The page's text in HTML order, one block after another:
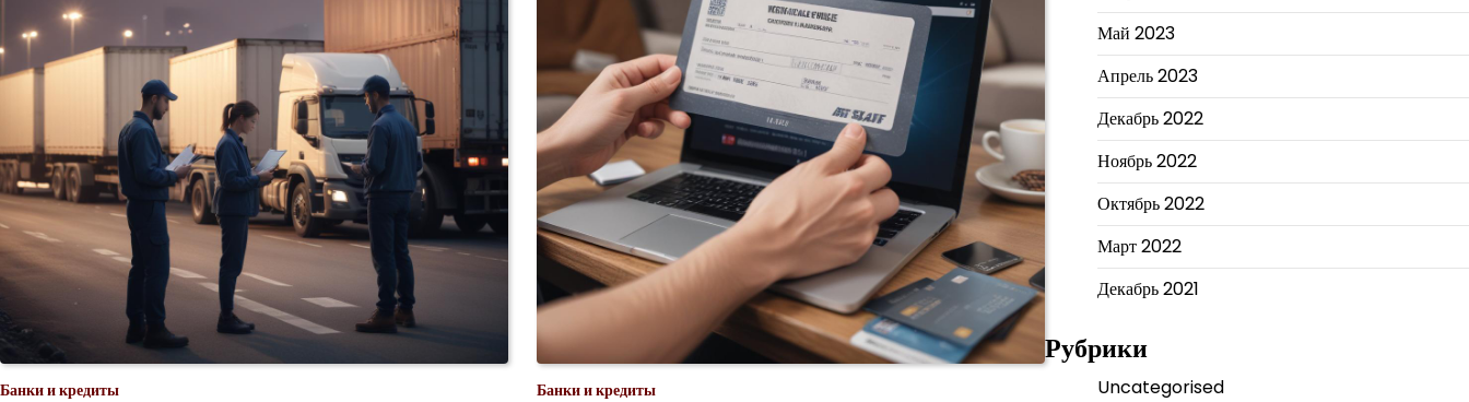
Банки и кредиты Банки и кредиты
Май 2023
Апрель 2023
Декабрь 2022
Ноябрь 2022
Октябрь 2022
Март 2022
Декабрь 2021
Рубрики
Uncategorised